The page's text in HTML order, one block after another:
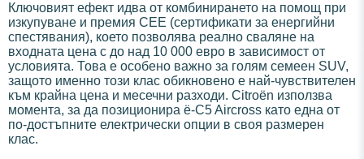
Ключовият ефект идва от комбинирането на помощ при
изкупуване и премия CEE (сертификати за енергийни
спестявания), което позволява реално сваляне на
входната цена с до над 10 000 евро в зависимост от
условията. Това е особено важно за голям семеен SUV,
защото именно този клас обикновено е най-чувствителен
към крайна цена и месечни разходи. Citroën използва
момента, за да позиционира ë-C5 Aircross като една от
по-достъпните електрически опции в своя размерен
клас.